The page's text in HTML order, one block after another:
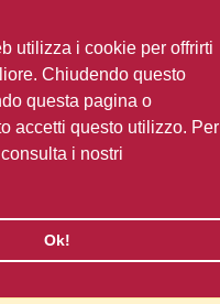
utilizza i cookie per offrirti
Chiudendo questo
questa pagina o
accetti questo utilizzo. Per
i nostri
Ok!